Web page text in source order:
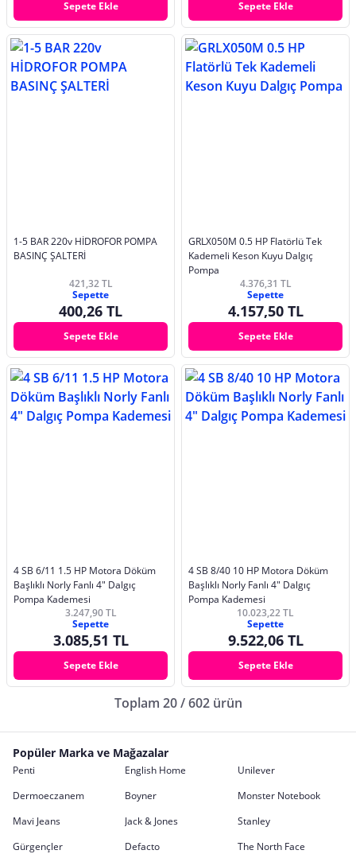
Sepete Ekle Sepete Ekle
1-5 BAR 220v HİDROFOR POMPA
BASINÇ ŞALTERİ
421,32 TL
Sepette
400,26 TL
Sepete Ekle
GRLX050M 0.5 HP Flatörlü Tek
Kademeli Keson Kuyu Dalgıç
Pompa
4.376,31 TL
Sepette
4.157,50 TL
Sepete Ekle
4 SB 6/11 1.5 HP Motora Döküm
Başlıklı Norly Fanlı 4" Dalgıç
Pompa Kademesi
3.247,90 TL
Sepette
3.085,51 TL
Sepete Ekle
4 SB 8/40 10 HP Motora Döküm
Başlıklı Norly Fanlı 4" Dalgıç
Pompa Kademesi
10.023,22 TL
Sepette
9.522,06 TL
Sepete Ekle
Toplam 20 / 602 ürün
Popüler Marka ve Mağazalar
Penti English Home
Unilever
Dermoeczanem
Boyner
Monster Notebook
Mavi Jeans
Jack & Jones
Stanley
Gürgençler
Defacto
The North Face